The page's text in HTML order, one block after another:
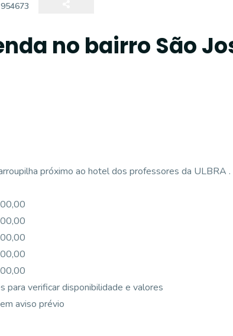
954673
no bairro São
próximo ao hotel dos professores da ULBRA .
para verificar disponibilidade e valores
aviso prévio